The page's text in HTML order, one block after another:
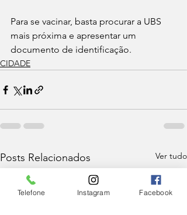
Para se vacinar, basta procurar a UBS
mais próxima e apresentar um
documento de identificação.
CIDADE
Posts Relacionados Ver tudo
Telefone Instagram Facebook